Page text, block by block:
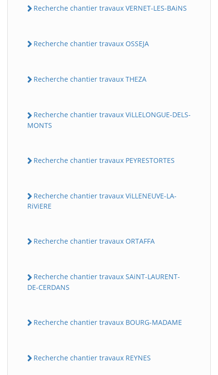
Recherche chantier travaux VERNET-LES-BAiNS
Recherche chantier travaux OSSEJA
Recherche chantier travaux THEZA
Recherche chantier travaux ViLLELONGUE-DELS-
MONTS
Recherche chantier travaux PEYRESTORTES
Recherche chantier travaux ViLLENEUVE-LA-
RiViERE
Recherche chantier travaux ORTAFFA
Recherche chantier travaux SAiNT-LAURENT-
DE-CERDANS
Recherche chantier travaux BOURG-MADAME
Recherche chantier travaux REYNES